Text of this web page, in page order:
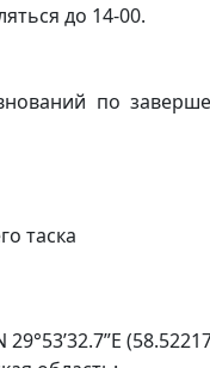
до 14-00.
по
таска